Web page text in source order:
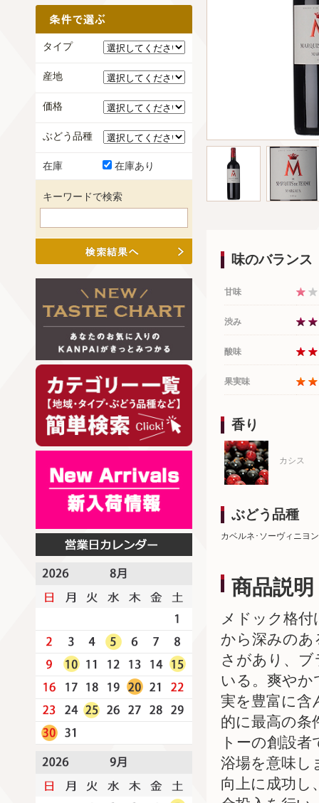
味のバランス
甘味
渋み
酸味
果実味
香り
カシス
ぶどう品種
カベルネ･ソーヴィニヨ
商品説明
メドック格
から深みのあ
さがあり、
いる。爽や
実を豊富に含
的に最高の条
トーの創設
浴場を意味し
向上に成功し
タイプ
産地
価格
ぶどう品種
在庫 在庫あり
キーワードで検索